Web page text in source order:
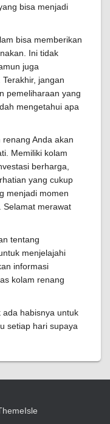
bisa menjadi
bisa memberikan
Ini tidak
juga
jangan
pemeliharaan yang
mengetahui apa
Anda akan
Memiliki kolam
berharga,
yang cukup
menjadi momen
Selamat merawat
tentang
menjelajahi
informasi
kolam renang
ada habisnya untuk
setiap hari supaya